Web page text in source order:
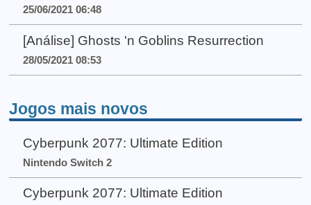
25/06/2021 06:48
[Análise] Ghosts 'n Goblins Resurrection
28/05/2021 08:53
Jogos mais novos
Cyberpunk 2077: Ultimate Edition
Nintendo Switch 2
Cyberpunk 2077: Ultimate Edition